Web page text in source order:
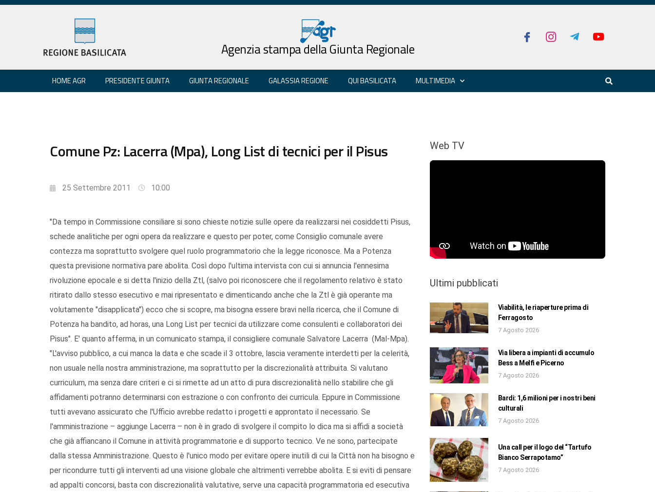
Agenzia stampa della Giunta Regionale
HOME AGR PRESIDENTE GIUNTA GIUNTA REGIONALE GALASSIA REGIONE QUI BASILICATA MULTIMEDIA
Comune Pz: Lacerra (Mpa), Long List di tecnici per il Pisus
25 Settembre 2011 10:00
"Da tempo in Commissione consiliare si sono chieste notizie sulle opere da realizzarsi nei cosiddetti Pisus,
schede analitiche per ogni opera da realizzare e questo per poter, come Consiglio comunale avere
contezza ma soprattutto svolgere quel ruolo programmatorio che la legge riconosce. Ma a Potenza
questa previsione normativa pare abolita. Così dopo l'ultima intervista con cui si annuncia l'ennesima
rivoluzione epocale e si detta l'inizio della Ztl, (salvo poi riconoscere che il regolamento relativo è stato
ritirato dallo stesso esecutivo e mai ripresentato e dimenticando anche che la Ztl è già operante ma
volutamente "disapplicata") ecco che si scopre, ma bisogna essere bravi nella ricerca, che il Comune di
Potenza ha bandito, ad horas, una Long List per tecnici da utilizzare come consulenti e collaboratori dei
Pisus". E' quanto afferma, in un comunicato stampa, il consigliere comunale Salvatore Lacerra (Mal-Mpa).
"L'avviso pubblico, a cui manca la data e che scade il 3 ottobre, lascia veramente interdetti per la celerità,
non usuale nella nostra amministrazione, ma soprattutto per la discrezionalità attribuita. Si valutano
curriculum, ma senza dare criteri e ci si rimette ad un atto di pura discrezionalità nello stabilire che gli
affidamenti potranno determinarsi con estrazione o con confronto dei curricula. Eppure in Commissione
tutti avevano assicurato che l'Ufficio avrebbe redatto i progetti e approntato il necessario. Se
l'amministrazione – aggiunge Lacerra – non è in grado di svolgere il compito lo dica ma si affidi a società
che già affiancano il Comune in attività programmatorie e di supporto tecnico. Ve ne sono, partecipate
dalla stessa Amministrazione. Questo è l'unico modo per evitare opere inutili di cui la Città non ha bisogno e
per ricondurre tutti gli interventi ad una visione globale che altrimenti verrebbe abolita. E si eviti di pensare
ad appalti concorsi, basta con discrezionalità valutative, serve una capacità programmatoria ed esecutiva
Web TV
Ultimi pubblicati
Viabilità, le riaperture prima di
Ferragosto
7 Agosto 2026
Via libera a impianti di accumulo
Bess a Melfi e Picerno
7 Agosto 2026
Bardi: 1,6 milioni per i nostri beni
culturali
7 Agosto 2026
Una call per il logo del “Tartufo
Bianco Serrapotamo”
7 Agosto 2026